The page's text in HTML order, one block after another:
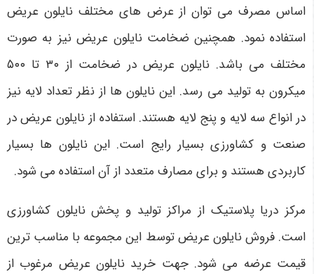
اساس مصرف می توان از عرض های مختلف نایلون عریض
استفاده نمود. همچنین ضخامت نایلون عریض نیز به صورت
مختلف می باشد. نایلون عریض در ضخامت از ۳۰ تا ۵۰۰
میکرون به تولید می رسد. این نایلون ها از نظر تعداد لایه نیز
در انواع سه لایه و پنج لایه هستند. استفاده از نایلون عریض در
صنعت و کشاورزی بسیار رایج است. این نایلون ها بسیار
کاربردی هستند و برای مصارف متعدد از آن استفاده می شود.
مرکز دریا پلاستیک از مراکز تولید و پخش نایلون کشاورزی
است. فروش نایلون عریض توسط این مجموعه با مناسب ترین
قیمت عرضه می شود. جهت خرید نایلون عریض مرغوب از